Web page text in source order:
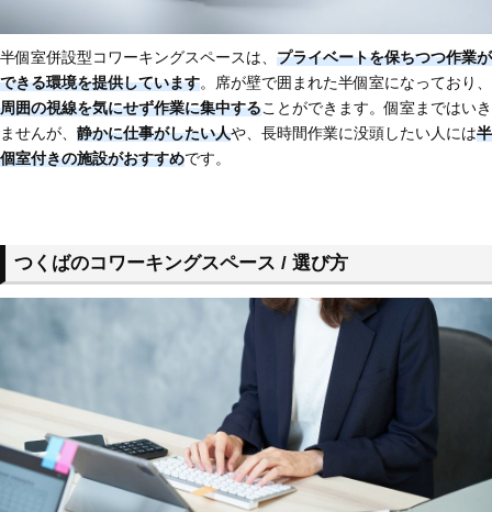
半個室併設型コワーキングスペースは、 プライベートを保ちつつ作業が
できる環境を提供しています。席が壁で囲まれた半個室になっており、
周囲の視線を気にせず作業に集中することができます。個室まではいき
ませんが、 静かに仕事がしたい人や、長時間作業に没頭したい人には半
個室付きの施設がおすすめです。
つくばのコワーキングスペース / 選び方